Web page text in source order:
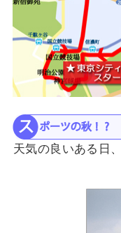
天気の良いある日